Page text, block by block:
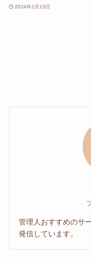
2024年2月13日
管理人おすすめのサ
発信しています。